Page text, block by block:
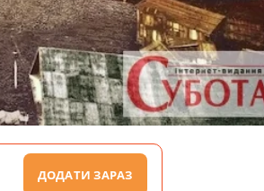
ДОДАТИ ЗАРАЗ